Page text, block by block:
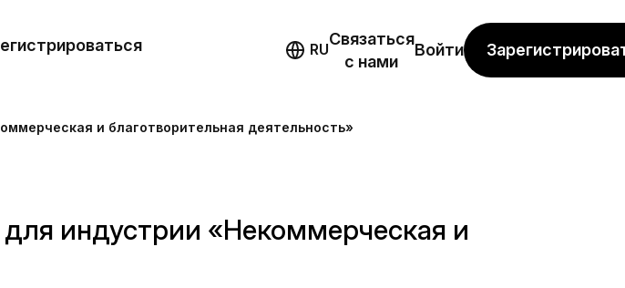
RU
Связаться
с нами
Войти
и благотворительная деятельность»
индустрии «Некоммерческая и